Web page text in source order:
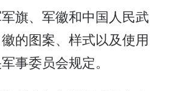
旗、军徽和中国人民武
的图案、样式以及使用
事委员会规定。